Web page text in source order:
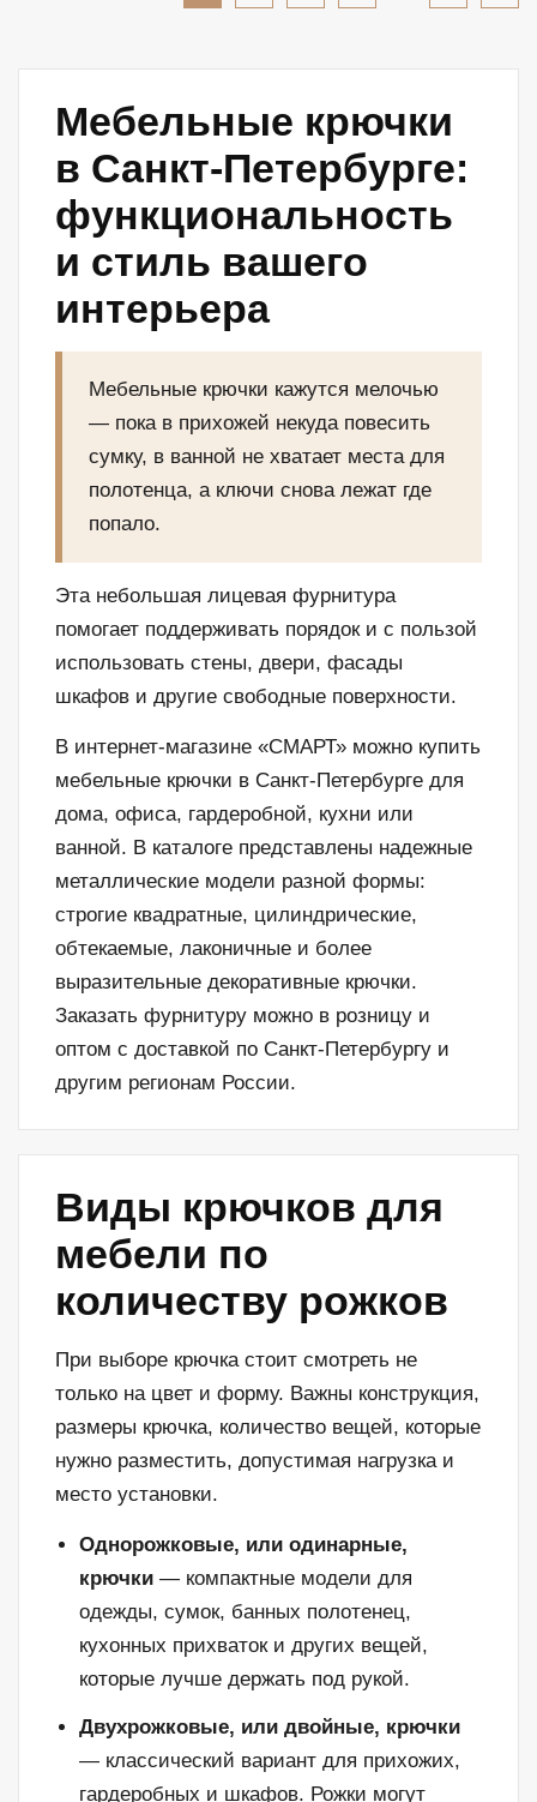
Мебельные крючки
в Санкт-Петербурге:
функциональность
и стиль вашего
интерьера
Мебельные крючки кажутся мелочью
— пока в прихожей некуда повесить
сумку, в ванной не хватает места для
полотенца, а ключи снова лежат где
попало.
Эта небольшая лицевая фурнитура
помогает поддерживать порядок и с пользой
использовать стены, двери, фасады
шкафов и другие свободные поверхности.
В интернет-магазине «СМАРТ» можно купить
мебельные крючки в Санкт-Петербурге для
дома, офиса, гардеробной, кухни или
ванной. В каталоге представлены надежные
металлические модели разной формы:
строгие квадратные, цилиндрические,
обтекаемые, лаконичные и более
выразительные декоративные крючки.
Заказать фурнитуру можно в розницу и
оптом с доставкой по Санкт-Петербургу и
другим регионам России.
Виды крючков для
мебели по
количеству рожков
При выборе крючка стоит смотреть не
только на цвет и форму. Важны конструкция,
размеры крючка, количество вещей, которые
нужно разместить, допустимая нагрузка и
место установки.
Однорожковые, или одинарные,
крючки — компактные модели для
одежды, сумок, банных полотенец,
кухонных прихваток и других вещей,
которые лучше держать под рукой.
Двухрожковые, или двойные, крючки
— классический вариант для прихожих,
гардеробных и шкафов. Рожки могут